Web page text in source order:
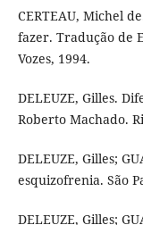
CERTEAU, Michel
fazer. Tradução de
Vozes, 1994.
DELEUZE, Gilles.
Roberto Machado.
DELEUZE, Gilles;
esquizofrenia. São
DELEUZE, Gilles;